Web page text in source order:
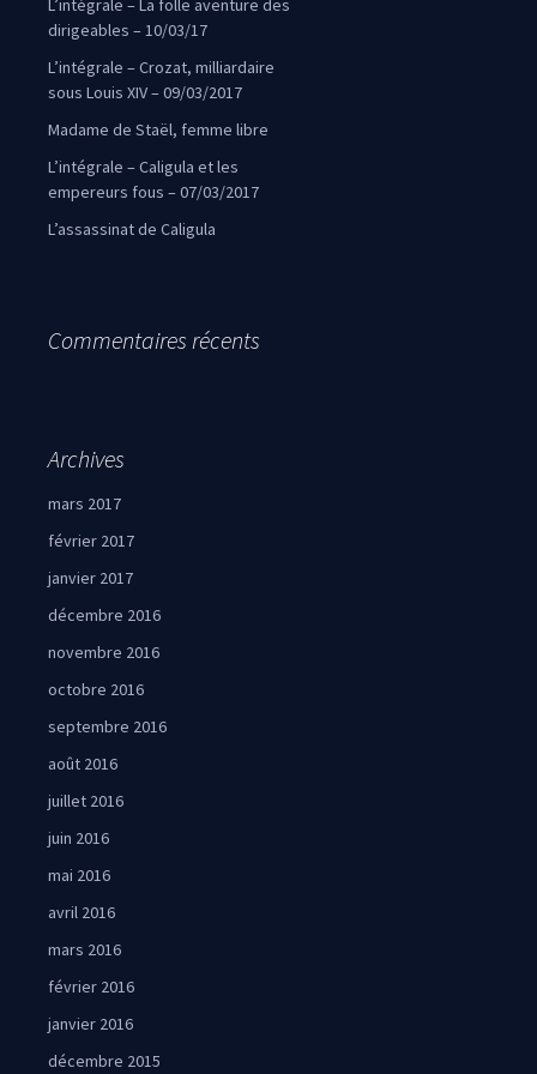
L’intégrale – La folle aventure des
dirigeables – 10/03/17
L’intégrale – Crozat, milliardaire
sous Louis XIV – 09/03/2017
Madame de Staël, femme libre
L’intégrale – Caligula et les
empereurs fous – 07/03/2017
L’assassinat de Caligula
Commentaires récents
Archives
mars 2017
février 2017
janvier 2017
décembre 2016
novembre 2016
octobre 2016
septembre 2016
août 2016
juillet 2016
juin 2016
mai 2016
avril 2016
mars 2016
février 2016
janvier 2016
décembre 2015